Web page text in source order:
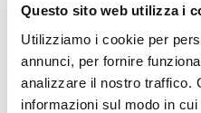
Questo sito web utilizza i
Utilizziamo i cookie per
annunci, per fornire
analizzare il nostro traffico.
informazioni sul modo in
Prezzo speciale